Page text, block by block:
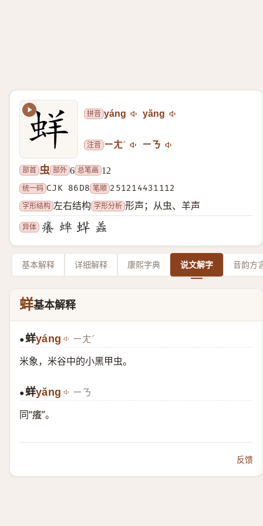
拼音 yáng yăng
注音 ㄧㄤˊ ㄧㄋ
部首 虫 部外 6 总笔画 12
统一码 CJK 86D8 笔顺 251214431112
字形结构 左右结构 字形分析 形声；从虫、羊声
异体
基本解释 详细解释 康熙字典 说文解字 音韵方
蛘基本解释
●蛘yáng ㄧㄤˊ
米象，米谷中的小黑甲虫。
●蛘yăng ㄧㄋ
同“癢”。
反馈